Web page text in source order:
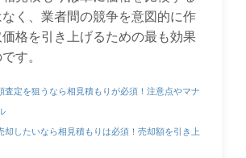
く、業者間の競争を意図的に作
価格を引き上げるための最も効果
す。
査定を狙うなら相見積もりが必須！注意点やマナ
却したいなら相見積もりは必須！売却額を引き上